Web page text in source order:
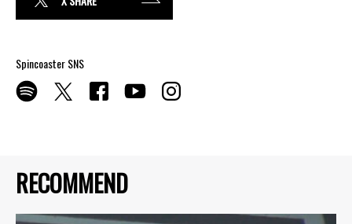
RECOMMEND
Spincoaster SNS